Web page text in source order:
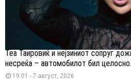
Теа Таировиќ и нејзиниот сопруг
несреќа – автомобилот бил
19:01 - 7 август, 2026